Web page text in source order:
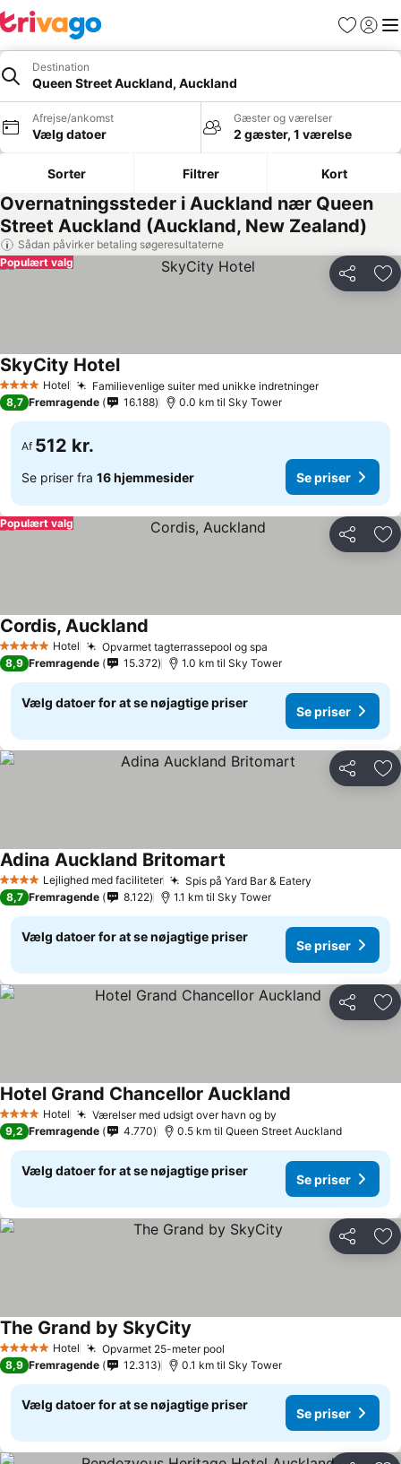
Favoritter
Log ind
Destination
Queen Street Auckland, Auckland
Afrejse/ankomst
Vælg datoer
Gæster og værelser
2 gæster, 1 værelse
Sorter Filtrer Kort
Overnatningssteder i Auckland nær Queen
Street Auckland (Auckland, New Zealand)
Sådan påvirker betaling søgeresultaterne
Del
Populært valg
4 StjernerHotel Familievenlige suiter med unikke indretninger
SkyCity Hotel
8,7 Fremragende 16.188 0.0 km til Sky Tower
Af 512 kr.
Se priser fra 16 hjemmesider Se priser
Del
Populært valg
5 Stjerner Hotel Opvarmet tagterrassepool og spa
Cordis, Auckland
8,9 Fremragende 15.372 1.0 km til Sky Tower
Vælg datoer for at se nøjagtige priser
Se priser
Del
4 StjernerLejlighed med faciliteter Spis på Yard Bar & Eatery
Adina Auckland Britomart
8,7 Fremragende 8.122 1.1 km til Sky Tower
Vælg datoer for at se nøjagtige priser
Se priser
Del
4 StjernerHotel Værelser med udsigt over havn og by
Hotel Grand Chancellor Auckland
9,2 Fremragende 4.770 0.5 km til Queen Street Auckland
Vælg datoer for at se nøjagtige priser
Se priser
Del
5 Stjerner Hotel Opvarmet 25-meter pool
The Grand by SkyCity
8,9 Fremragende 12.313 0.1 km til Sky Tower
Vælg datoer for at se nøjagtige priser
Se priser